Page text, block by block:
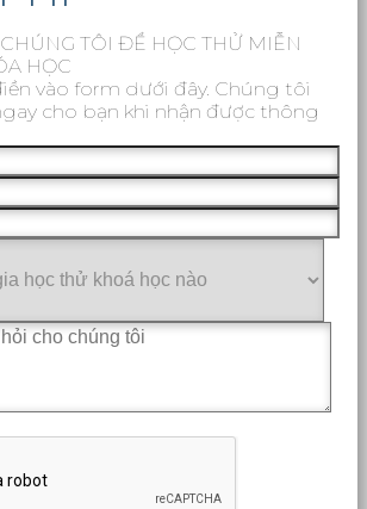
TÔI ĐỂ HỌC THỬ MIỄN
HỌC
vào form dưới đây. Chúng tôi
cho bạn khi nhận được thông